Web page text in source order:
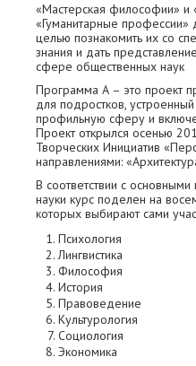
«Мастерская философии» и
«Гуманитарные
целью познакомить их со
знания и дать
сфере общественных наук
Программа А – это проект
для подростков,
профильную сферу и
Проект открылся осенью
Творческих Инициатив
направлениями:
В соответствии с
науки курс поделен на
которых выбирают сами
Психология
Лингвистика
Философия
История
Правоведение
Культурология
Социология
Экономика